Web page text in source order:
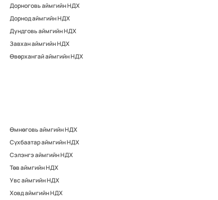
Дорноговь аймгийн НДХ
Дорнод аймгийн НДХ
Дундговь аймгийн НДХ
Завхан аймгийн НДХ
Өвөрхангай аймгийн НДХ
Өмнөговь аймгийн НДХ
Сүхбаатар аймгийн НДХ
Сэлэнгэ аймгийн НДХ
Төв аймгийн НДХ
Увс аймгийн НДХ
Ховд аймгийн НДХ